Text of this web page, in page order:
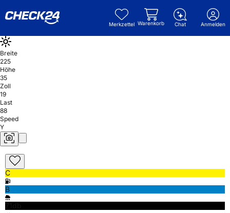
Merkzettel Warenkorb Chat Anmelden
Breite
225
Höhe
35
Zoll
19
Last
88
Speed
Y
C
B
71db